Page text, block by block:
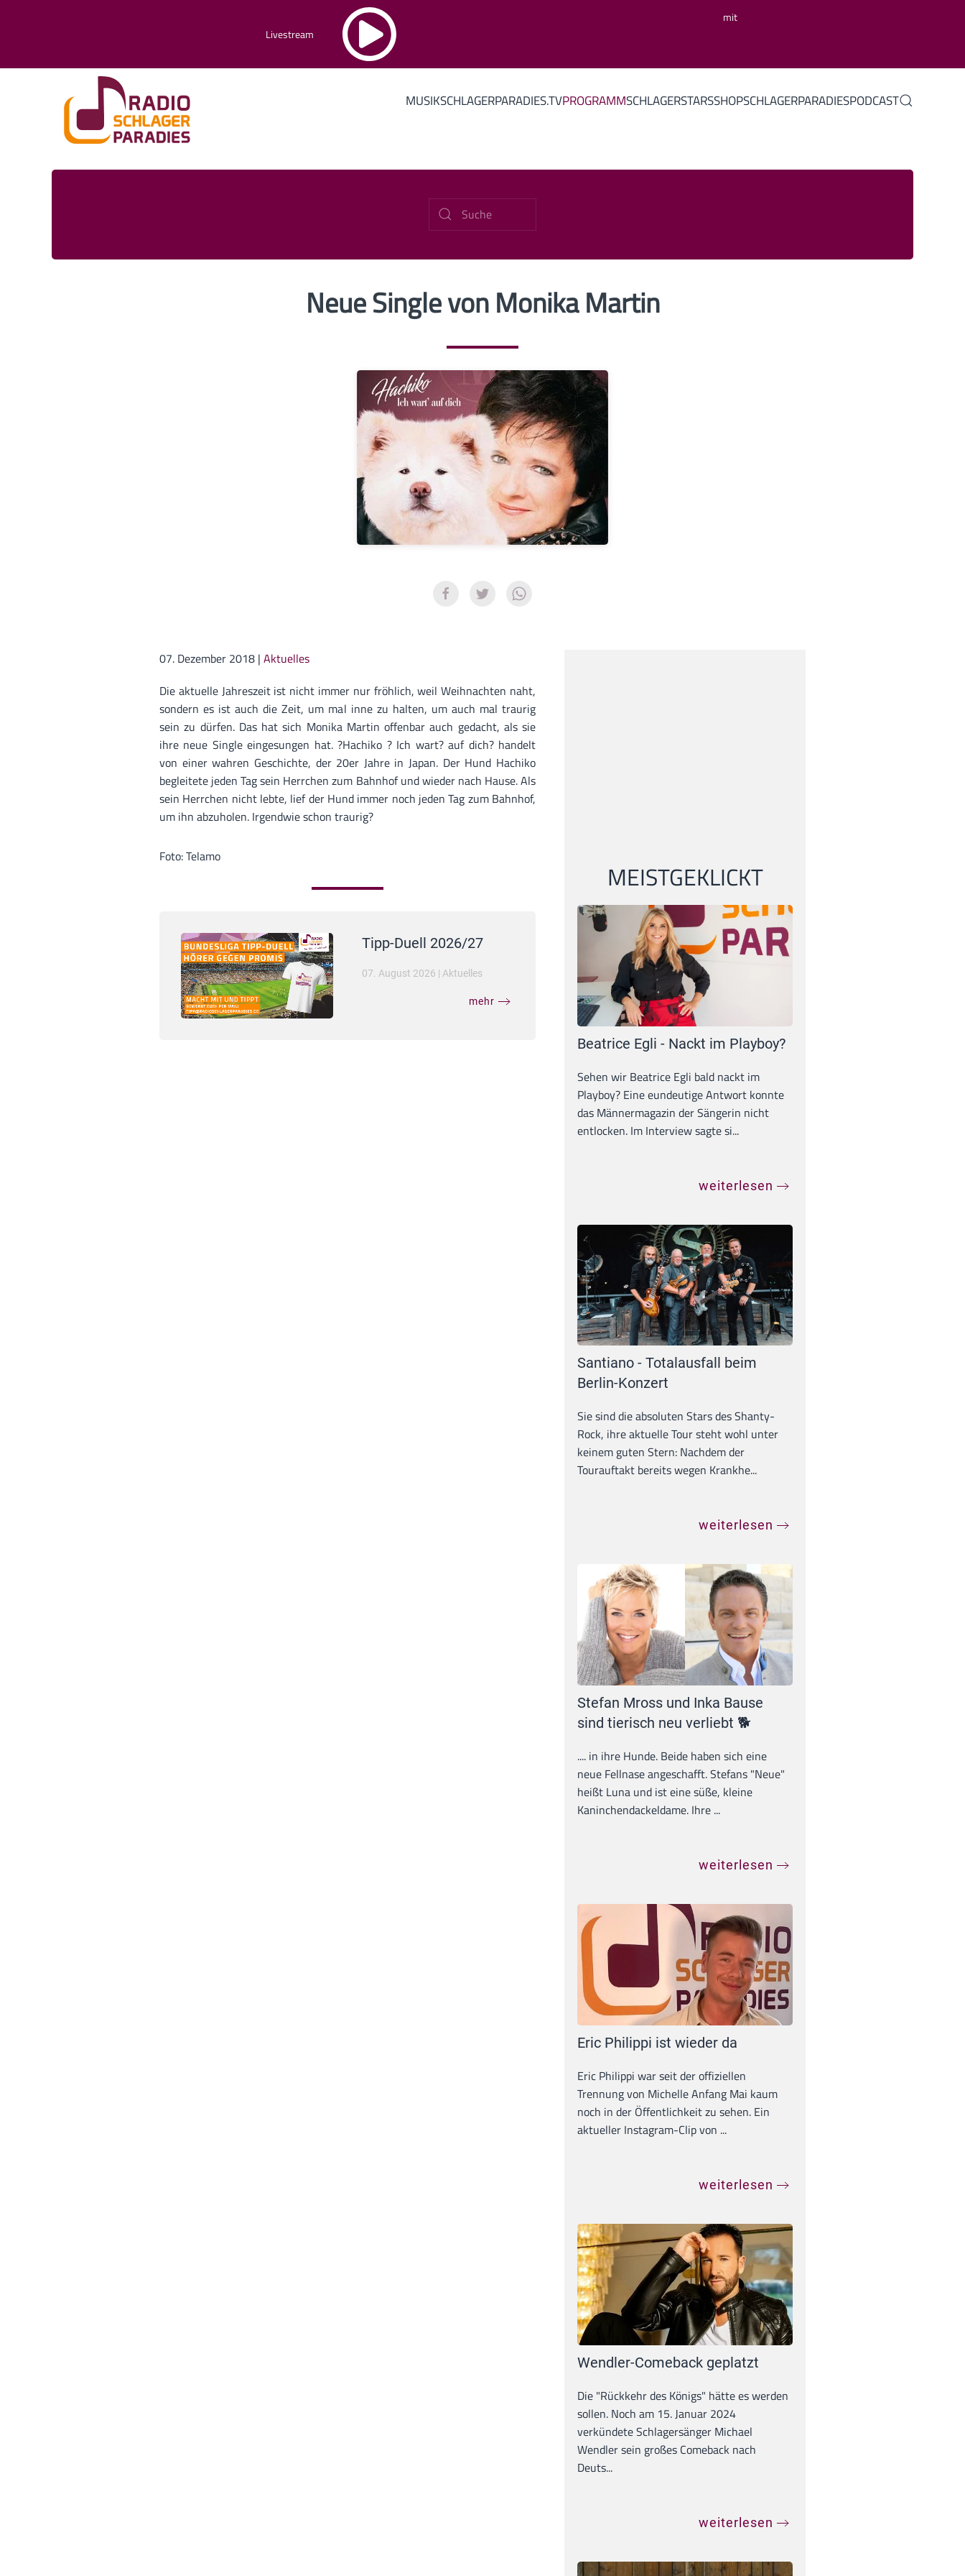
Livestream
mit
MUSIKSCHLAGERPARADIES.TVPROGRAMMSCHLAGERSTARSSHOPSCHLAGERPARADIESPODCAST
Neue Single von Monika Martin
07. Dezember 2018 | Aktuelles
Die aktuelle Jahreszeit ist nicht immer nur fröhlich, weil Weihnachten naht,
sondern es ist auch die Zeit, um mal inne zu halten, um auch mal traurig
sein zu dürfen. Das hat sich Monika Martin offenbar auch gedacht, als sie
ihre neue Single eingesungen hat. ?Hachiko ? Ich wart? auf dich? handelt
von einer wahren Geschichte, der 20er Jahre in Japan. Der Hund Hachiko
begleitete jeden Tag sein Herrchen zum Bahnhof und wieder nach Hause. Als
sein Herrchen nicht lebte, lief der Hund immer noch jeden Tag zum Bahnhof,
um ihn abzuholen. Irgendwie schon traurig?
Foto: Telamo
Tipp-Duell 2026/27
07. August 2026 | Aktuelles
mehr
MEISTGEKLICKT
Beatrice Egli - Nackt im Playboy?
Sehen wir Beatrice Egli bald nackt im
Playboy? Eine eundeutige Antwort konnte
das Männermagazin der Sängerin nicht
entlocken. Im Interview sagte si...
weiterlesen
Santiano - Totalausfall beim
Berlin-Konzert
Sie sind die absoluten Stars des Shanty-
Rock, ihre aktuelle Tour steht wohl unter
keinem guten Stern: Nachdem der
Tourauftakt bereits wegen Krankhe...
weiterlesen
Stefan Mross und Inka Bause
sind tierisch neu verliebt 🐕
.... in ihre Hunde. Beide haben sich eine
neue Fellnase angeschafft. Stefans "Neue"
heißt Luna und ist eine süße, kleine
Kaninchendackeldame. Ihre ...
weiterlesen
Eric Philippi ist wieder da
Eric Philippi war seit der offiziellen
Trennung von Michelle Anfang Mai kaum
noch in der Öffentlichkeit zu sehen. Ein
aktueller Instagram-Clip von ...
weiterlesen
Wendler-Comeback geplatzt
Die "Rückkehr des Königs" hätte es werden
sollen. Noch am 15. Januar 2024
verkündete Schlagersänger Michael
Wendler sein großes Comeback nach
Deuts...
weiterlesen